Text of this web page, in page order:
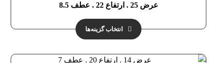
عرض 25 . ارتفاع 22 . عطف 8.5
انتخاب گزینه‌ها